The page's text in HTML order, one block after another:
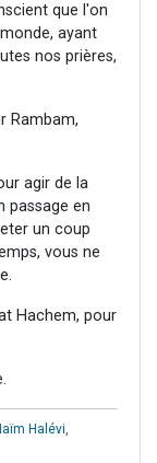
que l'on
ayant
nos prières,
Rambam,
agir de la
passage en
un coup
vous ne
Hachem, pour
Halévi,